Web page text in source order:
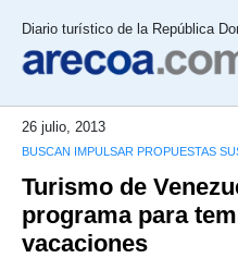
Diario turístico de la República
26 julio, 2013
BUSCAN IMPULSAR PROPUESTAS
Turismo de
programa para
vacaciones